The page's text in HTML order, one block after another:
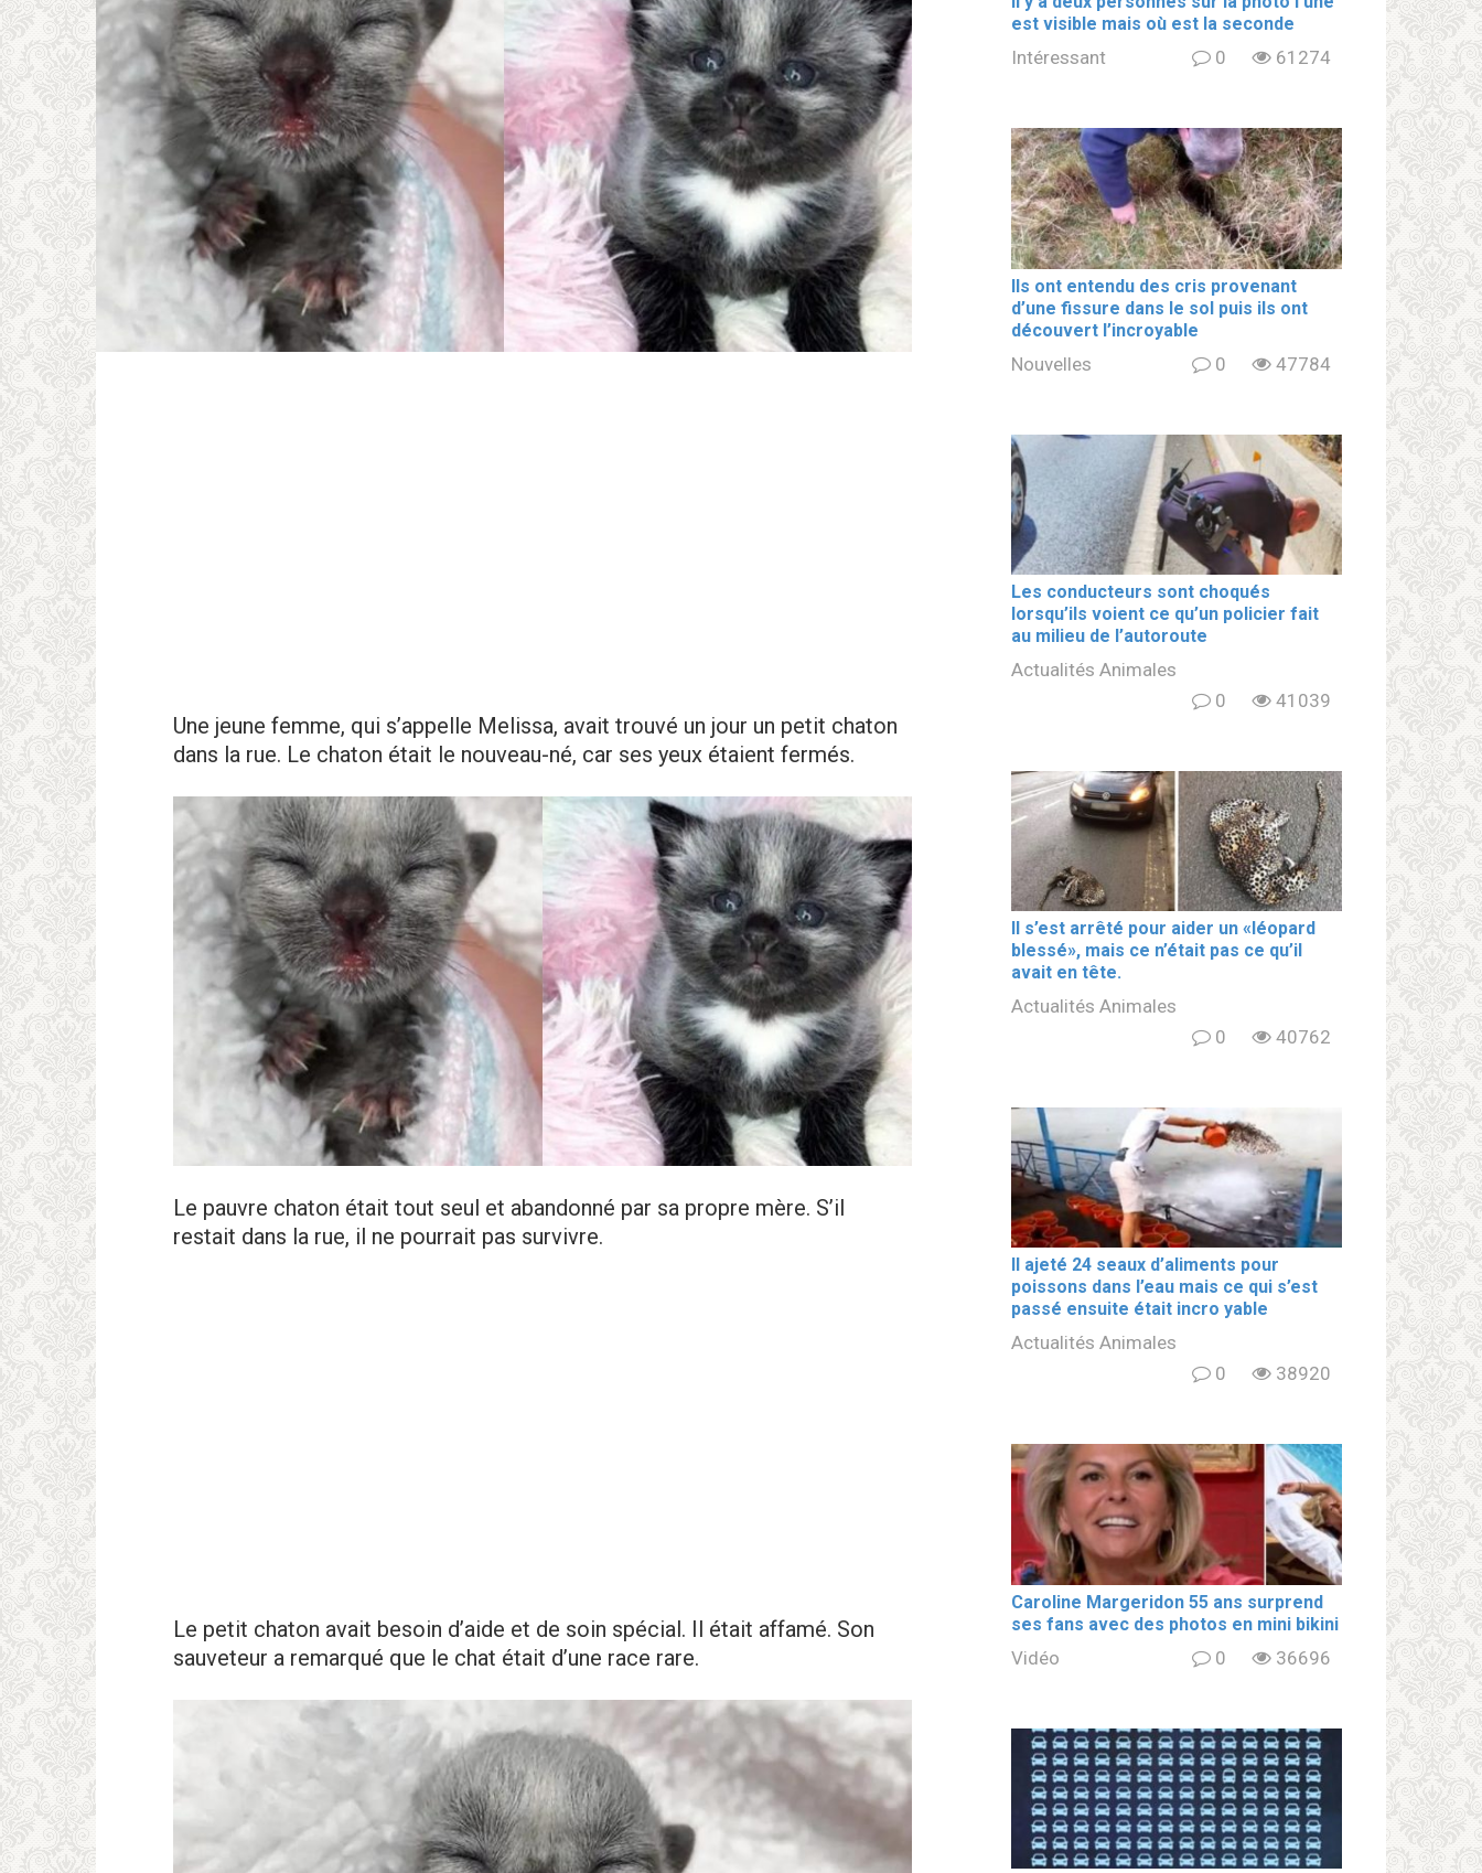
Une jeune femme, qui s’appelle Melissa, avait trouvé un jour un petit chaton
dans la rue. Le chaton était le nouveau-né, car ses yeux étaient fermés.
Le pauvre chaton était tout seul et abandonné par sa propre mère. S’il
restait dans la rue, il ne pourrait pas survivre.
Le petit chaton avait besoin d’aide et de soin spécial. Il était affamé. Son
sauveteur a remarqué que le chat était d’une race rare.
est visible mais où est la seconde
Intéressant 0 61274
Ils ont entendu des cris provenant
d’une fissure dans le sol puis ils ont
découvert l’incroyable
Nouvelles 0 47784
Les conducteurs sont choqués
lorsqu’ils voient ce qu’un policier fait
au milieu de l’autoroute
Actualités Animales
0
41039
Il s’est arrêté pour aider un «léopard
blеssé», mais ce n’était pas ce qu’il
avait en tête.
Actualités Animales
0
40762
Il ajeté 24 seaux d’aliments pour
poissons dans l’eau mais ce qui s’est
passé ensuite était incro yable
Actualités Animales
0
38920
Caroline Margeridon 55 ans surprend
ses fans avec des photos en mini bikini
Vidéo 0 36696